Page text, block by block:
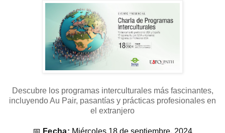
Descubre los programas interculturales más fascinantes,
incluyendo Au Pair, pasantías y prácticas profesionales en
el extranjero